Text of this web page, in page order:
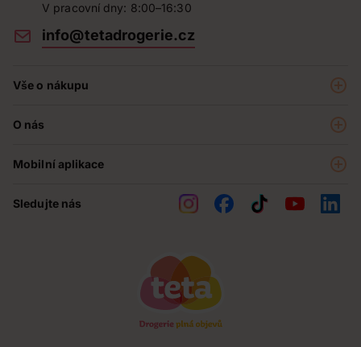
V pracovní dny: 8:00–16:30
info@tetadrogerie.cz
Vše o nákupu
Prodejny
Obchodní podmínky
O nás
Teta pomáhá
Mobilní aplikace
Sledujte nás